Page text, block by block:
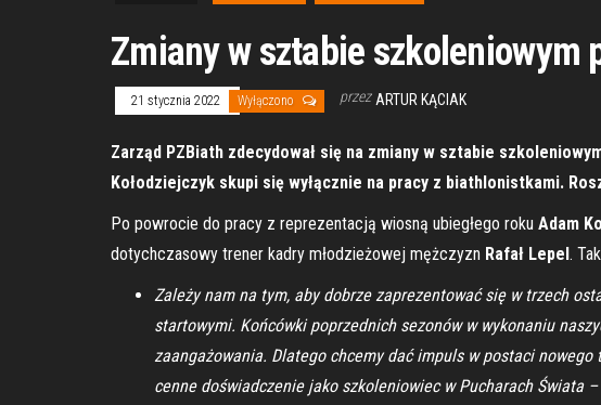
Zmiany w sztabie szkoleniowym
21 stycznia 2022 Wyłączono przez ARTUR KĄCIAK
Zarząd PZBiath zdecydował się na zmiany w sztabie
Kołodziejczyk skupi się wyłącznie na pracy z biathlonistkami.
Po powrocie do pracy z reprezentacją wiosną ubiegłego roku Adam
dotychczasowy trener kadry młodzieżowej mężczyzn Rafał Lepel .
Zależy nam na tym, aby dobrze zaprezentować się w trzech
startowymi. Końcówki poprzednich sezonów w wykonaniu
zaangażowania. Dlatego chcemy dać impuls w postaci
cenne doświadczenie jako szkoleniowiec w Pucharach Świata –